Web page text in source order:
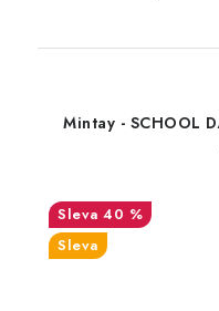
Mintay - SCHOOL
40 %
Sleva